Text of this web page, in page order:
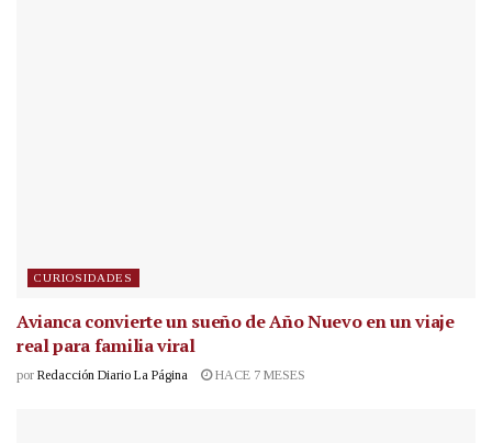
CURIOSIDADES
Avianca convierte un sueño de Año Nuevo en un viaje
real para familia viral
por Redacción Diario La Página HACE 7 MESES